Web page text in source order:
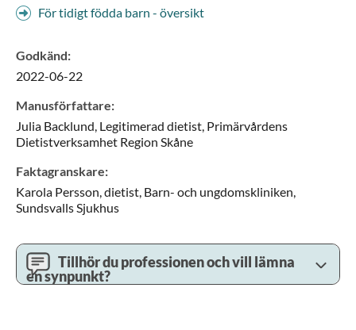
För tidigt födda barn - översikt
Godkänd:
2022-06-22
Manusförfattare:
Julia Backlund, Legitimerad dietist, Primärvårdens
Dietistverksamhet Region Skåne
Faktagranskare:
Karola Persson,dietist, Barn- och ungdomskliniken,
Sundsvalls Sjukhus
Tillhör du professionen och vill lämna
en synpunkt?